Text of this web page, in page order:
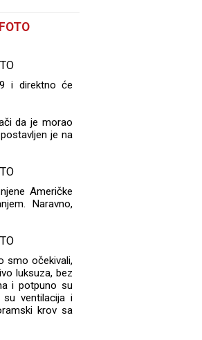
i direktno će
da je morao
je na
Američke
Naravno,
smo očekivali,
luksuza, bez
i potpuno su
ventilacija i
krov sa